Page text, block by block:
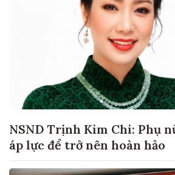
NSND Trịnh Kim Chi: Phụ
áp lực để trở nên hoàn hảo